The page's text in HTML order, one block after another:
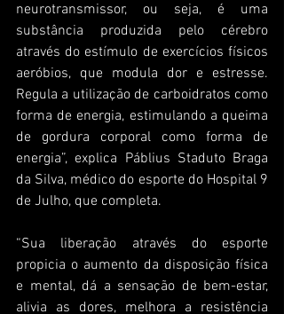
neurotransmissor, ou seja, é uma
substância produzida pelo cérebro
através do estímulo de exercícios físicos
aeróbios, que modula dor e estresse.
Regula a utilização de carboidratos como
forma de energia, estimulando a queima
de gordura corporal como forma de
energia”, explica Páblius Staduto Braga
da Silva, médico do esporte do Hospital 9
de Julho, que completa.
“Sua liberação através do esporte
propicia o aumento da disposição física
e mental, dá a sensação de bem-estar,
alivia as dores, melhora a resistência